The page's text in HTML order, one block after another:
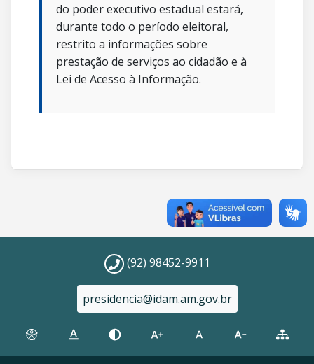
do poder executivo estadual estará,
durante todo o período eleitoral,
restrito a informações sobre
prestação de serviços ao cidadão e à
Lei de Acesso à Informação.
(92) 98452-9911
presidencia@idam.am.gov.br